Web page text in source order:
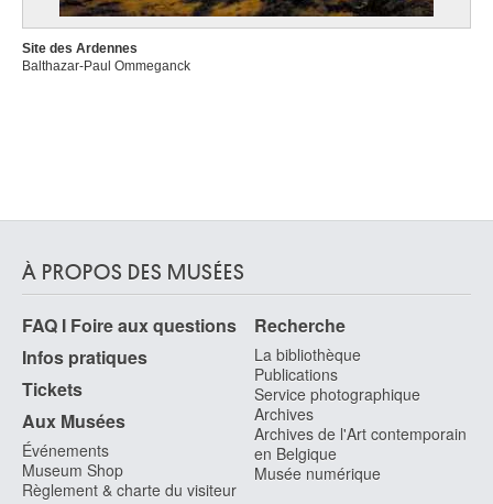
Site des Ardennes
Balthazar-Paul Ommeganck
À PROPOS DES MUSÉES
FAQ I Foire aux questions
Infos pratiques
Tickets
Aux Musées
Événements
Museum Shop
Règlement & charte du visiteur
Recherche
La bibliothèque
Publications
Service photographique
Archives
Archives de l'Art contemporain
en Belgique
Musée numérique